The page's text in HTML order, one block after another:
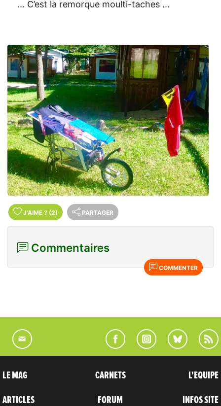
... C’est la remorque moulti-taches ...
J'AIME ? (2) PARTAGER
Commentaires
COMMENTER
LE MAG
ARTICLES
CARNETS
FORUM
L'EQUIPE
INFOS SITE